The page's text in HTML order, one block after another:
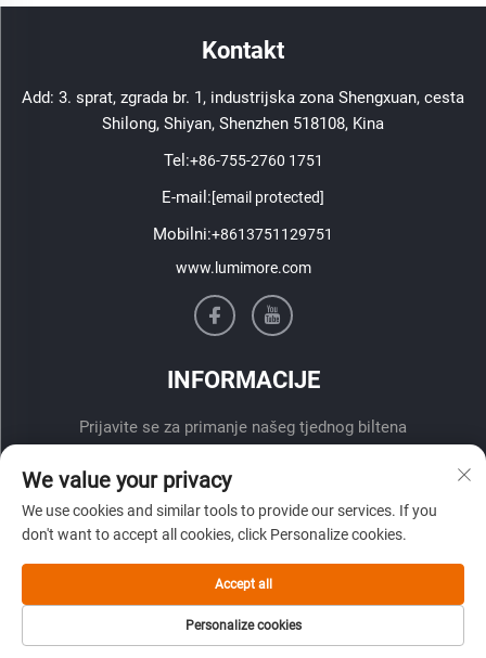
Kontakt
Add: 3. sprat, zgrada br. 1, industrijska zona Shengxuan, cesta
Shilong, Shiyan, Shenzhen 518108, Kina
Tel:+86-755-2760 1751
E-mail:[email protected]
Mobilni:+8613751129751
www.lumimore.com
INFORMACIJE
Prijavite se za primanje našeg tjednog biltena
Pošalji
We value your privacy
We use cookies and similar tools to provide our services. If you
don't want to accept all cookies, click Personalize cookies.
Personalize cookies
Accept all